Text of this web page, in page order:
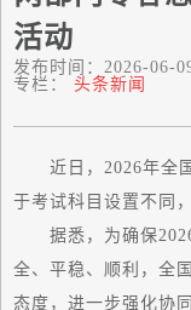
活动
发布时间： 2026-06-
专栏：
头条新闻
近日，2026年全国
于考试科目设置不同
据悉，为确保2026
全、平稳、顺利，全
态度，进一步强化协